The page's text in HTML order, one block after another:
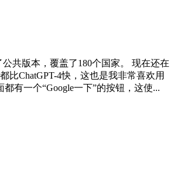
共版本，覆盖了180个国家。 现在还在
ChatGPT-4快，这也是我非常喜欢用
有一个“Google一下”的按钮，这使...